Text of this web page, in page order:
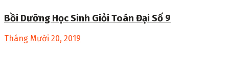
Bồi Dưỡng Học Sinh Giỏi Toán Đại Số 9
Tháng Mười 20, 2019